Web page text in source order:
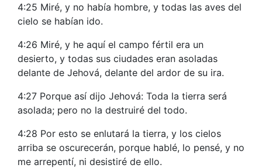
4:25 Miré, y no había hombre, y todas las aves del
cielo se habían ido.
4:26 Miré, y he aquí el campo fértil era un
desierto, y todas sus ciudades eran asoladas
delante de Jehová, delante del ardor de su ira.
4:27 Porque así dijo Jehová: Toda la tierra será
asolada; pero no la destruiré del todo.
4:28 Por esto se enlutará la tierra, y los cielos
arriba se oscurecerán, porque hablé, lo pensé, y no
me arrepentí, ni desistiré de ello.